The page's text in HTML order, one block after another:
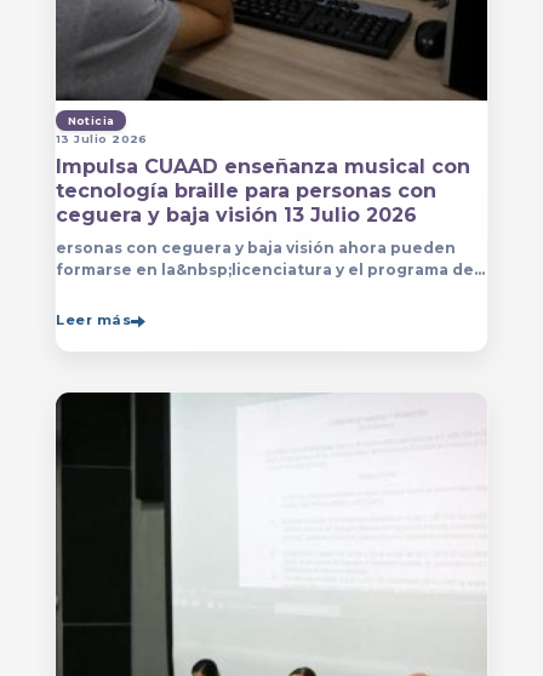
Noticia
13 Julio 2026
Impulsa CUAAD enseñanza musical con
tecnología braille para personas con
ceguera y baja visión 13 Julio 2026
ersonas con ceguera y baja visión ahora pueden
formarse en la&nbsp;licenciatura y el programa de
el&nbsp;
Leer más